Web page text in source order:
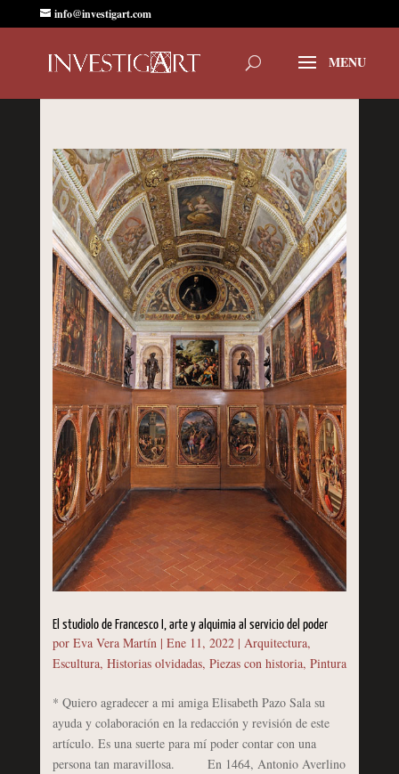
info@investigart.com
El studiolo de Francesco I, arte y alquimia al servicio del poder
por Eva Vera Martín| Ene 11, 2022| Arquitectura,
Escultura, Historias olvidadas, Piezas con historia, Pintura
* Quiero agradecer a mi amiga Elisabeth Pazo Sala su
ayuda y colaboración en la redacción y revisión de este
artículo. Es una suerte para mí poder contar con una
persona tan maravillosa. En 1464, Antonio Averlino